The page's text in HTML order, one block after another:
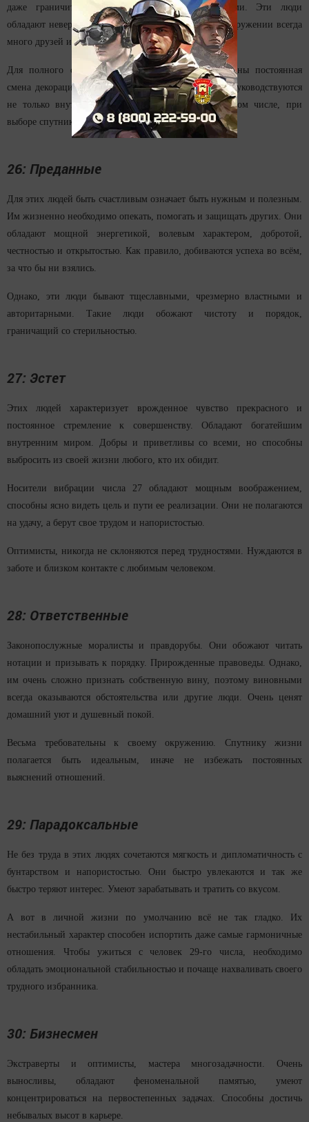
даже граничит с экстрасенсорными способностями. Эти люди
обладают невероятным магнетизмом, поэтому в их окружении всегда
много друзей и почитателей.
Для полного счастья рожденным 25-го числа нужны постоянная
смена декораций и поменьше забот. При этом они руководствуются
не только внутренним чутьем, но и разумом. В том числе, при
выборе спутника жизни.
26: Преданные
Для этих людей быть счастливым означает быть нужным и полезным.
Им жизненно необходимо опекать, помогать и защищать других. Они
обладают мощной энергетикой, волевым характером, добротой,
честностью и открытостью. Как правило, добиваются успеха во всём,
за что бы ни взялись.
Однако, эти люди бывают тщеславными, чрезмерно властными и
авторитарными. Такие люди обожают чистоту и порядок,
граничащий со стерильностью.
27: Эстет
Этих людей характеризует врожденное чувство прекрасного и
постоянное стремление к совершенству. Обладают богатейшим
внутренним миром. Добры и приветливы со всеми, но способны
выбросить из своей жизни любого, кто их обидит.
Носители вибрации числа 27 обладают мощным воображением,
способны ясно видеть цель и пути ее реализации. Они не полагаются
на удачу, а берут свое трудом и напористостью.
Оптимисты, никогда не склоняются перед трудностями. Нуждаются в
заботе и близком контакте с любимым человеком.
28: Ответственные
Законопослужные моралисты и правдорубы. Они обожают читать
нотации и призывать к порядку. Прирожденные правоведы. Однако,
им очень сложно признать собственную вину, поэтому виновными
всегда оказываются обстоятельства или другие люди. Очень ценят
домашний уют и душевный покой.
Весьма требовательны к своему окружению. Спутнику жизни
полагается быть идеальным, иначе не избежать постоянных
выяснений отношений.
29: Парадоксальные
Не без труда в этих людях сочетаются мягкость и дипломатичность с
бунтарством и напористостью. Они быстро увлекаются и так же
быстро теряют интерес. Умеют зарабатывать и тратить со вкусом.
А вот в личной жизни по умолчанию всё не так гладко. Их
нестабильный характер способен испортить даже самые гармоничные
отношения. Чтобы ужиться с человек 29-го числа, необходимо
обладать эмоциональной стабильностью и почаще нахваливать своего
трудного избранника.
30: Бизнесмен
Экстраверты и оптимисты, мастера многозадачности. Очень
выносливы, обладают феноменальной памятью, умеют
концентрироваться на первостепенных задачах. Способны достичь
небывалых высот в карьере.